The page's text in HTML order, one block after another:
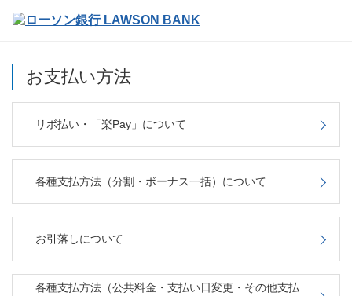
お支払い方法
リボ払い・「楽Pay」について
各種支払方法（分割・ボーナス一括）について
お引落しについて
各種支払方法（公共料金・支払い日変更・その他支払